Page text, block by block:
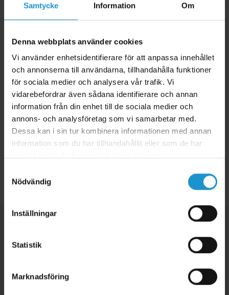
Samtycke Information Om
Denna webbplats använder cookies
Vi använder enhetsidentifierare för att anpassa innehållet
och annonserna till användarna, tillhandahålla funktioner
för sociala medier och analysera vår trafik. Vi
vidarebefordrar även sådana identifierare och annan
information från din enhet till de sociala medier och
annons- och analysföretag som vi samarbetar med.
Dessa kan i sin tur kombinera informationen med annan
information som du har tillhandahållit eller som de har
Nödvändig
Inställningar
Statistik
Marknadsföring
Kan tas bort medSafetyRemoveroch eventuellt med hjälp av en
märken.
Storlek:4,5 cm
Montering:
1. Se till att ytorna är torra och fria från smuts och fett.
2. Klipp till en tejpbit som passar hörskyddet.
3. Tejpen får full vidhäftning efter 48 timmar.